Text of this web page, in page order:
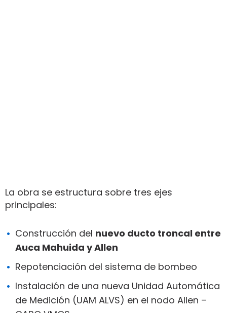
La obra se estructura sobre tres ejes
principales:
Construcción del nuevo ducto troncal entre
Auca Mahuida y Allen
Repotenciación del sistema de bombeo
Instalación de una nueva Unidad Automática
de Medición (UAM ALVS) en el nodo Allen –